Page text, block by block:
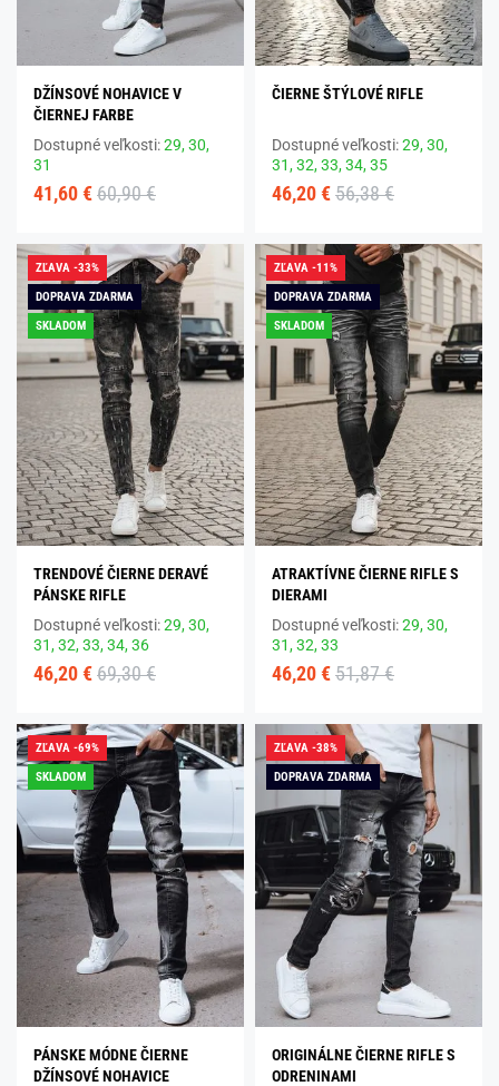
DŽÍNSOVÉ NOHAVICE V
ČIERNEJ FARBE
Dostupné veľkosti:29,30,
31
41,60 € 60,90 €
ČIERNE ŠTÝLOVÉ RIFLE
Dostupné veľkosti:29,30,
31,32,33,34,35
46,20 € 56,38 €
ZĽAVA -33%
DOPRAVA ZDARMA
SKLADOM
TRENDOVÉ ČIERNE DERAVÉ
PÁNSKE RIFLE
Dostupné veľkosti:29,30,
31,32,33,34,36
46,20 € 69,30 €
ZĽAVA -11%
DOPRAVA ZDARMA
SKLADOM
ATRAKTÍVNE ČIERNE RIFLE S
DIERAMI
Dostupné veľkosti:29,30,
31,32,33
46,20 € 51,87 €
ZĽAVA -69%
SKLADOM
PÁNSKE MÓDNE ČIERNE
DŽÍNSOVÉ NOHAVICE
ZĽAVA -38%
DOPRAVA ZDARMA
ORIGINÁLNE ČIERNE RIFLE S
ODRENINAMI